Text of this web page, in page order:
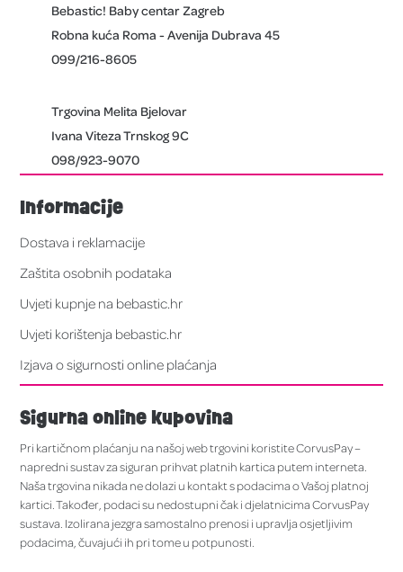
Bebastic! Baby centar Zagreb
Robna kuća Roma - Avenija Dubrava 45
099/216-8605
Trgovina Melita Bjelovar
Ivana Viteza Trnskog 9C
098/923-9070
Informacije
Dostava i reklamacije
Zaštita osobnih podataka
Uvjeti kupnje na bebastic.hr
Uvjeti korištenja bebastic.hr
Izjava o sigurnosti online plaćanja
Sigurna online kupovina
Pri kartičnom plaćanju na našoj web trgovini koristite CorvusPay –
napredni sustav za siguran prihvat platnih kartica putem interneta.
Naša trgovina nikada ne dolazi u kontakt s podacima o Vašoj platnoj
kartici. Također, podaci su nedostupni čak i djelatnicima CorvusPay
sustava. Izolirana jezgra samostalno prenosi i upravlja osjetljivim
podacima, čuvajući ih pri tome u potpunosti.